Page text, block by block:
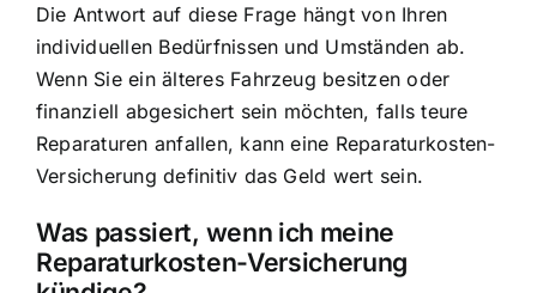
Die Antwort auf diese Frage hängt von Ihren
individuellen Bedürfnissen und Umständen ab.
Wenn Sie ein älteres Fahrzeug besitzen oder
finanziell abgesichert sein möchten, falls teure
Reparaturen anfallen, kann eine Reparaturkosten-
Versicherung definitiv das Geld wert sein.
Was passiert, wenn ich meine
Reparaturkosten-Versicherung